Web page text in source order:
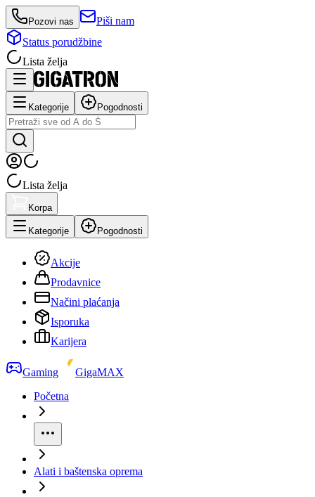
Pozovi nas
Piši nam
Status porudžbine
Lista želja
Kategorije Pogodnosti
Lista želja
Korpa
Kategorije Pogodnosti
Akcije
Prodavnice
Načini plaćanja
Isporuka
Karijera
Gaming
GigaMAX
Početna
Alati i baštenska oprema